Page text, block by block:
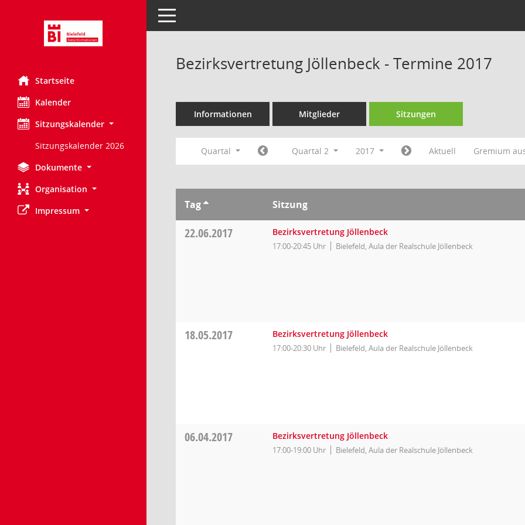
Startseite
Kalender
Sitzungskalender
Sitzungskalender 2026
Dokumente
Organisation
Impressum
Toggle navigation
Bezirksvertretung Jöllenbeck - Termine 2017
Informationen Mitglieder Sitzungen
Quartal Quartal 2 2017 Aktuell Gremium
Tag Sitzung
22.06.2017 Bezirksvertretung Jöllenbeck
17:00-20:45 Uhr Bielefeld, Aula der Realschule Jöllenbeck
18.05.2017 Bezirksvertretung Jöllenbeck
17:00-20:30 Uhr Bielefeld, Aula der Realschule Jöllenbeck
06.04.2017 Bezirksvertretung Jöllenbeck
17:00-19:00 Uhr Bielefeld, Aula der Realschule Jöllenbeck